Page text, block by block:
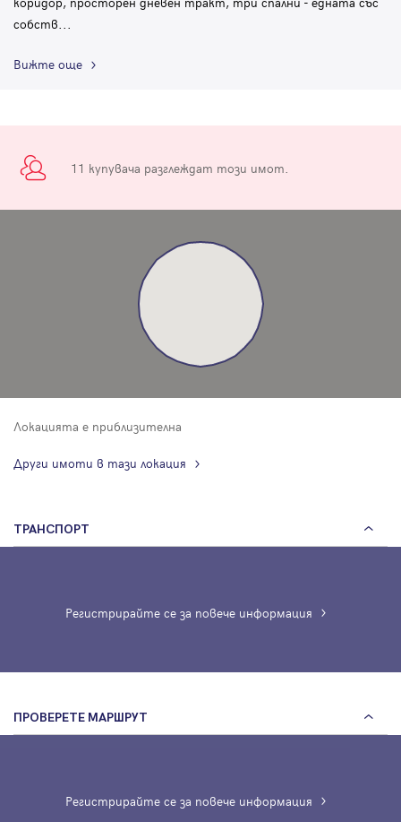
собств...
Вижте още
11 купувача разглеждат този имот.
Локацията е приблизителна
Други имоти в тази локация
ТРАНСПОРТ
Регистрирайте се за повече информация
ПРОВЕРЕТЕ МАРШРУТ
Регистрирайте се за повече информация